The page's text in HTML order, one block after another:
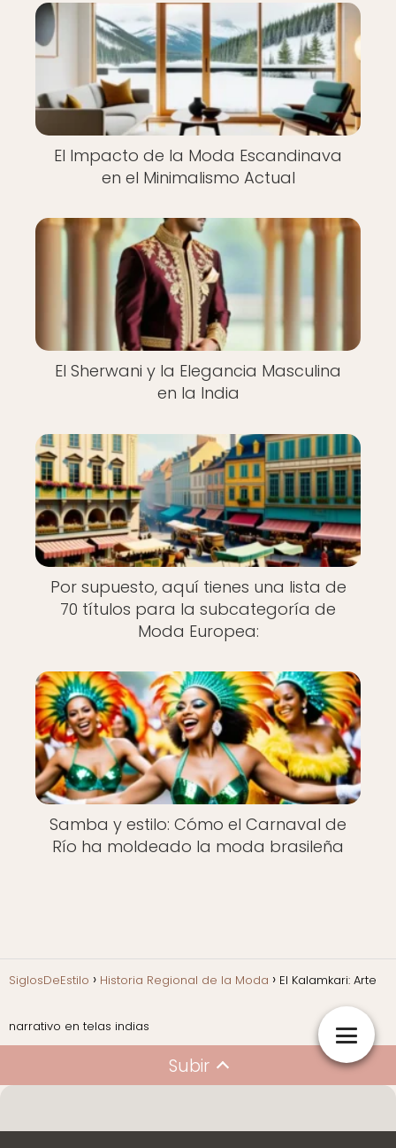
El Impacto de la Moda Escandinava
en el Minimalismo Actual
El Sherwani y la Elegancia Masculina
en la India
Por supuesto, aquí tienes una lista de
70 títulos para la subcategoría de
Moda Europea:
Samba y estilo: Cómo el Carnaval de
Río ha moldeado la moda brasileña
SiglosDeEstilo Historia Regional de la Moda El Kalamkari: Arte
narrativo en telas indias
Subir